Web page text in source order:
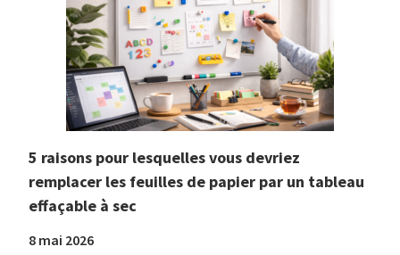
5 raisons pour lesquelles vous devriez
remplacer les feuilles de papier par un tableau
effaçable à sec
8 mai 2026